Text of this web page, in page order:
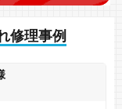
修理事例